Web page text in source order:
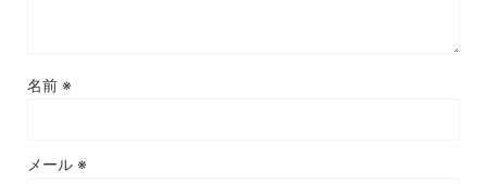
名前 ※
メール ※